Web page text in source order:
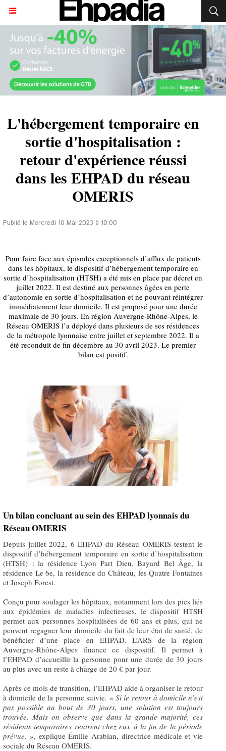
L'hébergement temporaire en
sortie d'hospitalisation :
retour d'expérience réussi
dans les EHPAD du réseau
OMERIS
Publié le Mercredi 10 Mai 2023 à 10:00
Pour faire face aux épisodes exceptionnels d’afflux de patients
dans les hôpitaux, le dispositif d’hébergement temporaire en
sortie d’hospitalisation (HTSH) a été mis en place par décret en
juillet 2022. Il est destiné aux personnes âgées en perte
d’autonomie en sortie d’hospitalisation et ne pouvant réintégrer
immédiatement leur domicile. Il est proposé pour une durée
maximale de 30 jours. En région Auvergne-Rhône-Alpes, le
Réseau OMERIS l’a déployé dans plusieurs de ses résidences
de la métropole lyonnaise entre juillet et septembre 2022. Il a
été reconduit de fin décembre au 30 avril 2023. Le premier
bilan est positif.
Un bilan concluant au sein des EHPAD lyonnais du
Réseau OMERIS
Depuis juillet 2022, 6 EHPAD du Réseau OMERIS testent le
dispositif d’hébergement temporaire en sortie d’hospitalisation
(HTSH) : la résidence Lyon Part Dieu, Bayard Bel Âge, la
résidence Le 6e, la résidence du Château, les Quatre Fontaines
et Joseph Forest.
Conçu pour soulager les hôpitaux, notamment lors des pics liés
aux épidémies de maladies infectieuses, le dispositif HTSH
permet aux personnes hospitalisées de 60 ans et plus, qui ne
peuvent regagner leur domicile du fait de leur état de santé, de
bénéficier d’une place en EHPAD. L’ARS de la région
Auvergne-Rhône-Alpes finance ce dispositif. Il permet à
l’EHPAD d’accueillir la personne pour une durée de 30 jours
au plus avec un reste à charge de 20 € par jour.
Après ce mois de transition, l’EHPAD aide à organiser le retour
à domicile de la personne suivie. «Si le retour à domicile n’est
pas possible au bout de 30 jours, une solution est toujours
trouvée. Mais on observe que dans la grande majorité, ces
résidents temporaires rentrent chez eux à la fin de la période
prévue. », explique Émilie Arabian, directrice médicale et vie
sociale du Réseau OMERIS.